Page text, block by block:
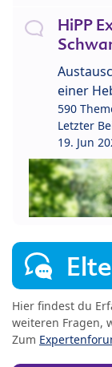
HiPP
einer
590
Letzter
19. Jun
Hier findest du
weiteren Fragen,
Zum